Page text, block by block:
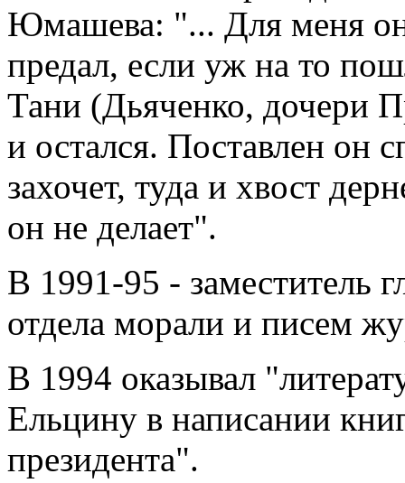
Юмашева: "... Для меня он
предал, если уж на то
Тани (Дьяченко, дочери
и остался. Поставлен он
захочет, туда и хвост
он не делает".
В 1991-95 - заместитель
отдела морали и писем
В 1994 оказывал
Ельцину в написании
президента".